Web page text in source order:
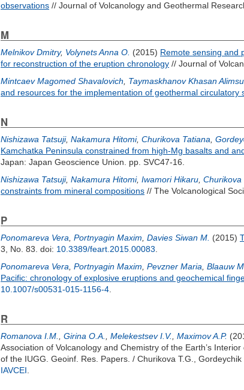
observations // Journal of Volcanology and Geothermal
M
Melnikov Dmitry, Volynets Anna O. (2015) Remote sensing and
for reconstruction of the eruption chronology // Journal of
Mintcaev Magomed Shavalovich
Taymaskhanov Khasan
and resources for the implementation of geothermal circulatory
N
Nishizawa Tatsuji, Nakamura Hitomi, Churikova Tatiana
Kamchatka Peninsula constrained from high-Mg basalts and
Japan: Japan Geoscience Union. pp. SVC47-16.
Nishizawa Tatsuji, Nakamura Hitomi, Iwamori Hikaru Churikova
constraints from mineral compositions // The Volcanological
P
Ponomareva Vera Portnyagin Maxim Davies Siwan M. (2015)
3, No. 83. doi: 10.3389/feart.2015.00083
Ponomareva Vera Portnyagin Maxim Pevzner Maria Blaauw
Pacific: chronology of explosive eruptions and geochemical
10.1007/s00531-015-1156-4
R
Romanova I.M. Girina O.A. Melekestsev I.V. Maximov A.P.
Association of Volcanology and Chemistry of the Earth’s
of the IUGG. Geoinf. Res. Papers. / Churikova T.G. Gordeychik
IAVCEI